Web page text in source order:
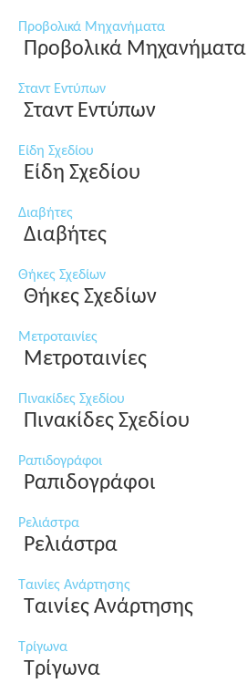
Προβολικά Μηχανήματα
Προβολικά Μηχανήματα
Σταντ Εντύπων
Σταντ Εντύπων
Είδη Σχεδίου
Είδη Σχεδίου
Διαβήτες
Διαβήτες
Θήκες Σχεδίων
Θήκες Σχεδίων
Μετροταινίες
Μετροταινίες
Πινακίδες Σχεδίου
Πινακίδες Σχεδίου
Ραπιδογράφοι
Ραπιδογράφοι
Ρελιάστρα
Ρελιάστρα
Ταινίες Ανάρτησης
Ταινίες Ανάρτησης
Τρίγωνα
Τρίγωνα